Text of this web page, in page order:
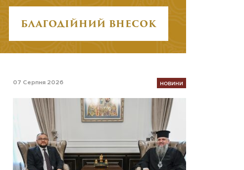
БЛАГОДІЙНИЙ ВНЕСОК
07 Серпня 2026 НОВИНИ